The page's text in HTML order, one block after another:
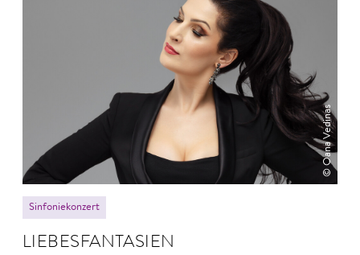
© Oana Vedinas
Sinfoniekonzert
LIEBES­FANTASIEN